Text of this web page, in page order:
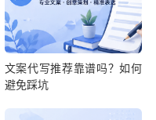
文案代写推荐靠谱吗？如何
避免踩坑